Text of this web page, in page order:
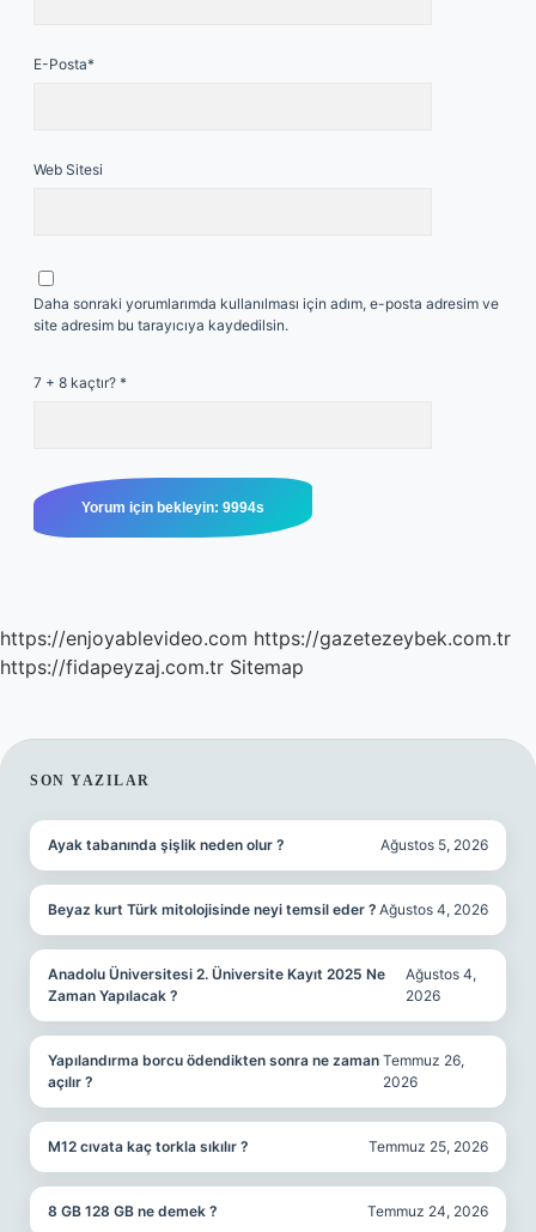
E-Posta*
Web Sitesi
Daha sonraki yorumlarımda kullanılması için adım, e-posta adresim ve
site adresim bu tarayıcıya kaydedilsin.
7 + 8 kaçtır? *
https://enjoyablevideo.com https://gazetezeybek.com.tr
https://fidapeyzaj.com.tr Sitemap
SIDEBAR
SON YAZILAR
Ayak tabanında şişlik neden olur ? Ağustos 5, 2026
Beyaz kurt Türk mitolojisinde neyi temsil eder ? Ağustos 4, 2026
Anadolu Üniversitesi 2. Üniversite Kayıt 2025 Ne
Zaman Yapılacak ?
Ağustos 4,
2026
Yapılandırma borcu ödendikten sonra ne zaman
açılır ?
Temmuz 26,
2026
M12 cıvata kaç torkla sıkılır ? Temmuz 25, 2026
8 GB 128 GB ne demek ? Temmuz 24, 2026